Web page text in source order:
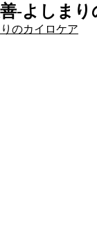
-よしま